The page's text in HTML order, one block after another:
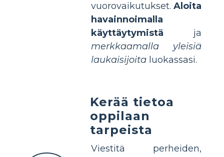
vuorovaikutukset. Aloita
havainnoimalla
käyttäytymistä ja
merkkaamalla yleisiä
laukaisijoita luokassasi.
Kerää tietoa
oppilaan
tarpeista
Viestitä perheiden,